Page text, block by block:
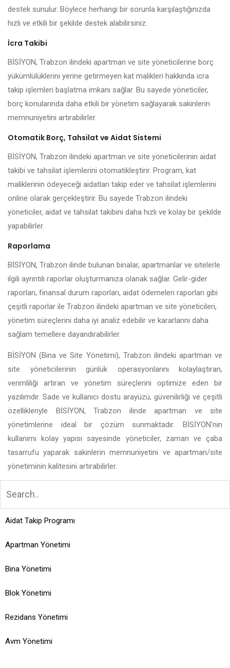
destek sunulur. Böylece herhangi bir sorunla karşılaştığınızda
hızlı ve etkili bir şekilde destek alabilirsiniz.
İcra Takibi
BİSİYON, Trabzon ilindeki apartman ve site yöneticilerine borç
yükümlülüklerini yerine getirmeyen kat malikleri hakkında icra
takip işlemleri başlatma imkanı sağlar. Bu sayede yöneticiler,
borç konularında daha etkili bir yönetim sağlayarak sakinlerin
memnuniyetini artırabilirler.
Otomatik Borç, Tahsilat ve Aidat Sistemi
BİSİYON, Trabzon ilindeki apartman ve site yöneticilerinin aidat
takibi ve tahsilat işlemlerini otomatikleştirir. Program, kat
maliklerinin ödeyeceği aidatları takip eder ve tahsilat işlemlerini
online olarak gerçekleştirir. Bu sayede Trabzon ilindeki
yöneticiler, aidat ve tahsilat takibini daha hızlı ve kolay bir şekilde
yapabilirler.
Raporlama
BİSİYON, Trabzon ilinde bulunan binalar, apartmanlar ve sitelerle
ilgili ayrıntılı raporlar oluşturmanıza olanak sağlar. Gelir-gider
raporları, finansal durum raporları, aidat ödemeleri raporları gibi
çeşitli raporlar ile Trabzon ilindeki apartman ve site yöneticileri,
yönetim süreçlerini daha iyi analiz edebilir ve kararlarını daha
sağlam temellere dayandırabilirler.
BİSİYON (Bina ve Site Yönetimi), Trabzon ilindeki apartman ve
site yöneticilerinin günlük operasyonlarını kolaylaştıran,
verimliliği artıran ve yönetim süreçlerini optimize eden bir
yazılımdır. Sade ve kullanıcı dostu arayüzü, güvenilirliği ve çeşitli
özellikleriyle BİSİYON, Trabzon ilinde apartman ve site
yönetimlerine ideal bir çözüm sunmaktadır. BİSİYON'nin
kullanımı kolay yapısı sayesinde yöneticiler, zaman ve çaba
tasarrufu yaparak sakinlerin memnuniyetini ve apartman/site
yönetiminin kalitesini artırabilirler.
Aidat Takip Programı
Apartman Yönetimi
Bina Yönetimi
Blok Yönetimi
Rezidans Yönetimi
Avm Yönetimi